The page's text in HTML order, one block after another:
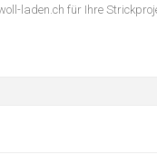
laden.ch für Ihre